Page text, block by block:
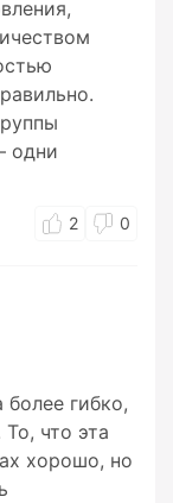
одни
2 0
гибко,
что эта
хорошо, но